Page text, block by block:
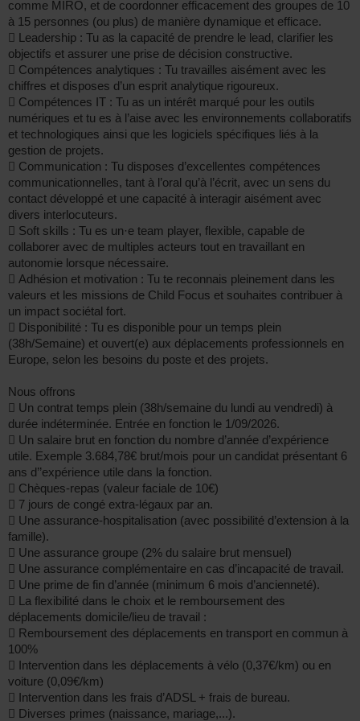
comme MIRO, et de coordonner efficacement des groupes de 10
à 15 personnes (ou plus) de manière dynamique et efficace.
 Leadership : Tu as la capacité de prendre le lead, clarifier les
objectifs et assurer une prise de décision constructive.
 Compétences analytiques : Tu travailles aisément avec les
chiffres et disposes d’un esprit analytique rigoureux.
 Compétences IT : Tu as un intérêt marqué pour les outils
numériques et tu es à l’aise avec les environnements collaboratifs
et technologiques ainsi que les logiciels spécifiques liés à la
gestion de projets.
 Communication : Tu disposes d’excellentes compétences
communicationnelles, tant à l’oral qu’à l’écrit, avec un sens du
contact développé et une capacité à interagir aisément avec
divers interlocuteurs.
 Soft skills : Tu es un·e team player, flexible, capable de
collaborer avec de multiples acteurs tout en travaillant en
autonomie lorsque nécessaire.
 Adhésion et motivation : Tu te reconnais pleinement dans les
valeurs et les missions de Child Focus et souhaites contribuer à
un impact sociétal fort.
 Disponibilité : Tu es disponible pour un temps plein
(38h/Semaine) et ouvert(e) aux déplacements professionnels en
Europe, selon les besoins du poste et des projets.
Nous offrons
 Un contrat temps plein (38h/semaine du lundi au vendredi) à
durée indéterminée. Entrée en fonction le 1/09/2026.
 Un salaire brut en fonction du nombre d’année d’expérience
utile. Exemple 3.684,78€ brut/mois pour un candidat présentant 6
ans d’’expérience utile dans la fonction.
 Chèques-repas (valeur faciale de 10€)
 7 jours de congé extra-légaux par an.
 Une assurance-hospitalisation (avec possibilité d’extension à la
famille).
 Une assurance groupe (2% du salaire brut mensuel)
 Une assurance complémentaire en cas d’incapacité de travail.
 Une prime de fin d’année (minimum 6 mois d’ancienneté).
 La flexibilité dans le choix et le remboursement des
déplacements domicile/lieu de travail :
 Remboursement des déplacements en transport en commun à
100%
 Intervention dans les déplacements à vélo (0,37€/km) ou en
voiture (0,09€/km)
 Intervention dans les frais d’ADSL + frais de bureau.
 Diverses primes (naissance, mariage,...).